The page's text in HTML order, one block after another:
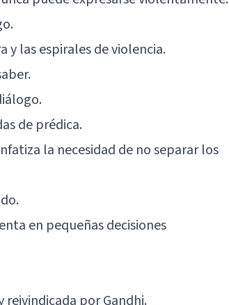
y las espirales de violencia.
.
de prédica.
la necesidad de no separar los
en pequeñas decisiones
por Gandhi.